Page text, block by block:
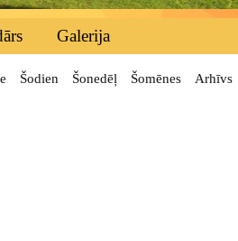
Galerija
Šodien Šonedēļ Šomēnes Arhīvs